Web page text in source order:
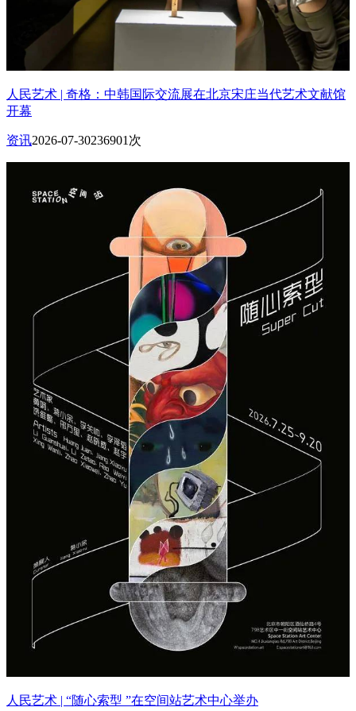
人民艺术 | 奇格：中韩国际交流展在北京宋庄当代艺术文献馆
开幕
资讯2026-07-30236901次
人民艺术 | “随心索型 ”在空间站艺术中心举办